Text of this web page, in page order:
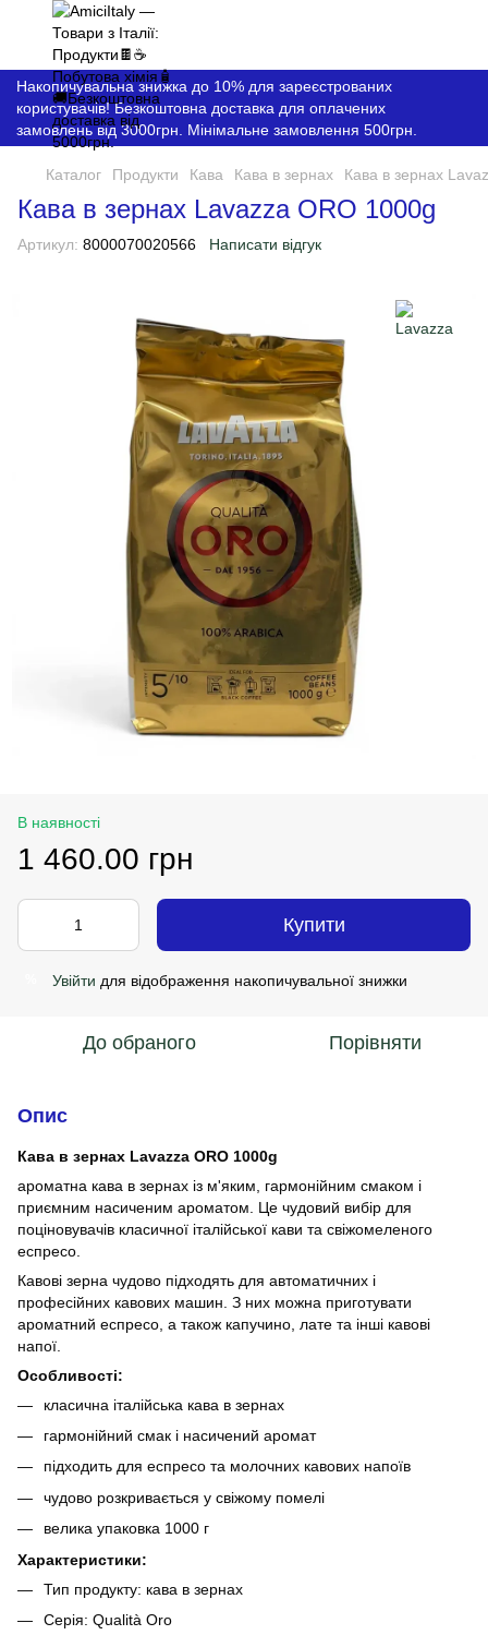
Накопичувальна знижка до 10% для зареєстрованих
користувачів! Безкоштовна доставка для оплачених
замовлень від 3000грн. Мінімальне замовлення 500грн.
Каталог Продукти Кава Кава в зернах Кава в зернах
Кава в зернах Lavazza ORO 1000g
Артикул: 8000070020566 Написати відгук
В наявності
1 460.00 грн
Купити
Увійти для відображення накопичувальної знижки
До обраного Порівняти
Опис
Кава в зернах Lavazza ORO 1000g
ароматна кава в зернах із м'яким, гармонійним смаком і
приємним насиченим ароматом. Це чудовий вибір для
поціновувачів класичної італійської кави та свіжомеленого
еспресо.
Кавові зерна чудово підходять для автоматичних і
професійних кавових машин. З них можна приготувати
ароматний еспресо, а також капучино, лате та інші кавові
напої.
Особливості:
класична італійська кава в зернах
гармонійний смак і насичений аромат
підходить для еспресо та молочних кавових напоїв
чудово розкривається у свіжому помелі
велика упаковка 1000 г
Характеристики:
Тип продукту: кава в зернах
Серія: Qualità Oro